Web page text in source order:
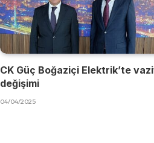
CK Güç Boğaziçi Elektrik’te
değişimi
04/04/2025